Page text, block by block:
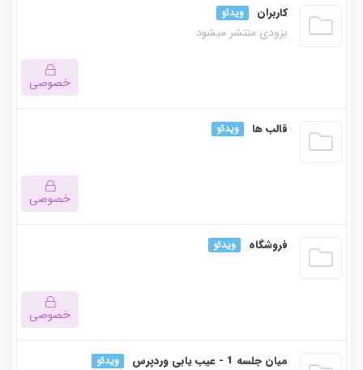
این بخش خصوصی می باشد. برای دسترسی کامل به دروس این
دوره باید این دوره را خریداری نمایید.
کاربران ویدئو
بزودی منتشر میشود
خصوصی
این بخش خصوصی می باشد. برای دسترسی کامل به دروس این
قالب ها ویدئو
خصوصی
این بخش خصوصی می باشد. برای دسترسی کامل به دروس این
فروشگاه ویدئو
خصوصی
این بخش خصوصی می باشد. برای دسترسی کامل به دروس این
میان جلسه 1 - عیب یابی وردپرس ویدئو